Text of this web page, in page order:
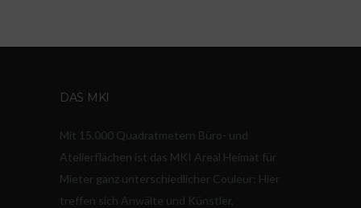
DAS MKI
Mit 15.000 Quadratmetern Büro- und
Atelierflächen ist das MKI Areal Heimat für
Mieter ganz unterschiedlicher Couleur: Hier
treffen sich Anwälte und Künstler,